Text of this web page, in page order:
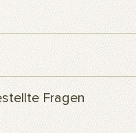
wird innerhalb von 3
Fragen
das Produkt?